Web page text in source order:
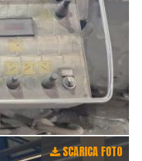
SCARICA FOTO